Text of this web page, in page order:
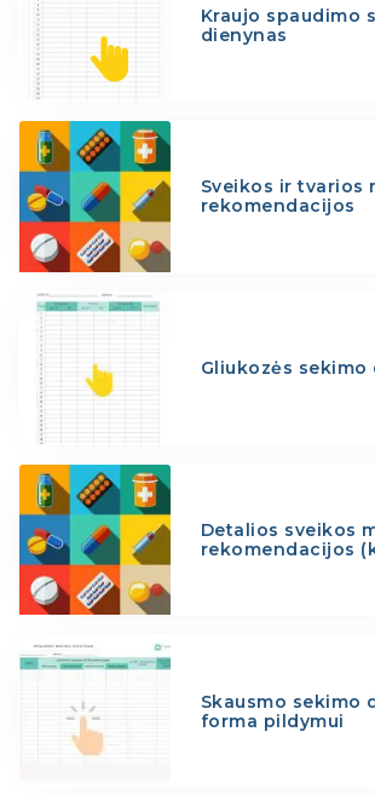
Kraujo spaudimo
dienynas
Sveikos ir tvarios
rekomendacijos
Gliukozės sekimo
Detalios sveikos
rekomendacijos
Skausmo sekimo
forma pildymui